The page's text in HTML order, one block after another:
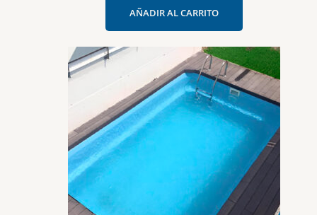
AÑADIR AL CARRITO